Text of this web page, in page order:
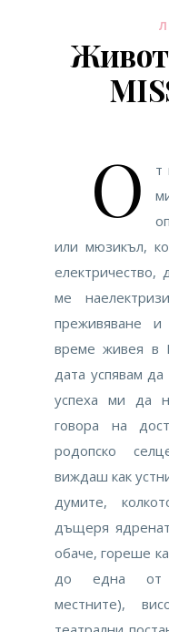
О
т
или мюзикъл,
ме
преживяване
време живея в
дата успявам
успеха ми да
говора на
родопско
виждаш как
думите,
дъщеря
обаче, гореше
до една от
местните),